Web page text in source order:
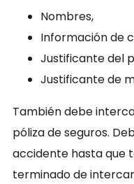
Nombres,
Información de
Justificante del
Justificante de
También debe
póliza de seguros.
accidente hasta que
terminado de